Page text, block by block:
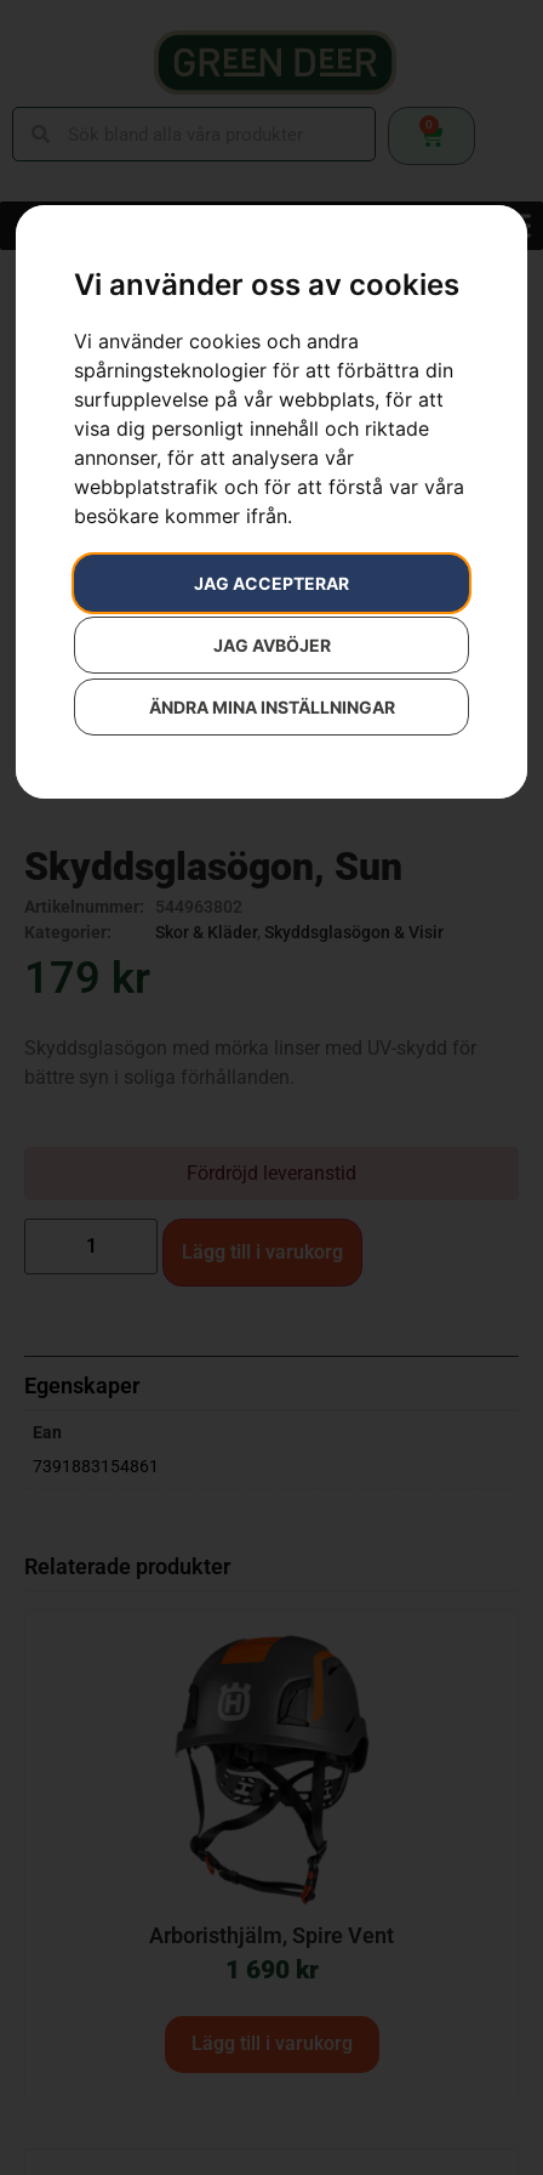
Vi använder oss av cookies
Vi använder cookies och andra
spårningsteknologier för att förbättra din
surfupplevelse på vår webbplats, för att
visa dig personligt innehåll och riktade
annonser, för att analysera vår
webbplatstrafik och för att förstå var våra
besökare kommer ifrån.
JAG ACCEPTERAR
JAG AVBÖJER
ÄNDRA MINA INSTÄLLNINGAR
0
»Webbutik» Skor & Kläder»Skyddsglasögon & Visir »
Skyddsglasögon, Sun
Skyddsglasögon, Sun
Artikelnummer:
544963802
Kategorier:
Skor & Kläder, Skyddsglasögon & Visir
179 kr
Skyddsglasögon med mörka linser med UV-skydd för
bättre syn i soliga förhållanden.
Fördröjd leveranstid
Lägg till i varukorg
Egenskaper
Ean
7391883154861
Relaterade produkter
Arboristhjälm, Spire Vent
1 690 kr
Lägg till i varukorg